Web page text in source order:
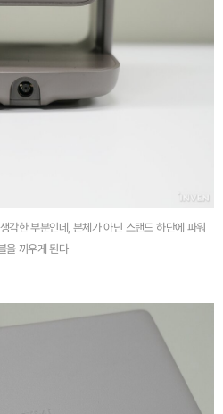
한 부분인데, 본체가 아닌 스탠드 하단에 파워
을 끼우게 된다